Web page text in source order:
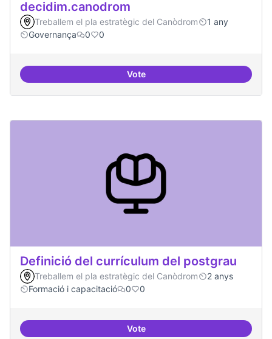
decidim.canodrom
Treballem el pla estratègic del Canòdrom
1 any
Governança
0 0
Votedecidim.canodrom
Definició del currículum del postgrau
Treballem el pla estratègic del Canòdrom
2 anys
Formació i capacitació
0 0
VoteDefinició del currículum del